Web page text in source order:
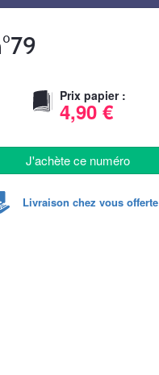
Prix papier :
4,90 €
J'achète ce numéro
Livraison chez vous offerte